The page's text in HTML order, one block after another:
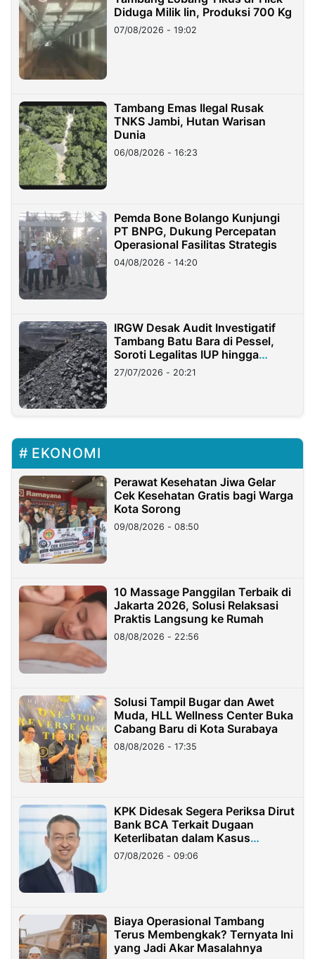
Diduga Milik Iin, Produksi 700 Kg
07/08/2026 - 19:02
Tambang Emas Ilegal Rusak
TNKS Jambi, Hutan Warisan
Dunia
06/08/2026 - 16:23
Pemda Bone Bolango Kunjungi
PT BNPG, Dukung Percepatan
Operasional Fasilitas Strategis
04/08/2026 - 14:20
IRGW Desak Audit Investigatif
Tambang Batu Bara di Pessel,
Soroti Legalitas IUP hingga
Stockpile
27/07/2026 - 20:21
EKONOMI
Perawat Kesehatan Jiwa Gelar
Cek Kesehatan Gratis bagi Warga
Kota Sorong
09/08/2026 - 08:50
10 Massage Panggilan Terbaik di
Jakarta 2026, Solusi Relaksasi
Praktis Langsung ke Rumah
08/08/2026 - 22:56
Solusi Tampil Bugar dan Awet
Muda, HLL Wellness Center Buka
Cabang Baru di Kota Surabaya
08/08/2026 - 17:35
KPK Didesak Segera Periksa Dirut
Bank BCA Terkait Dugaan
Keterlibatan dalam Kasus
Hilangnya Dana Nasabah Rp2,58
Miliar
07/08/2026 - 09:06
Biaya Operasional Tambang
Terus Membengkak? Ternyata Ini
yang Jadi Akar Masalahnya